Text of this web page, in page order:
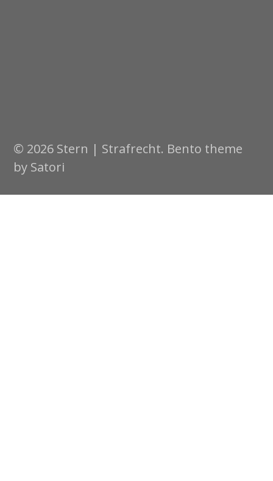
© 2026 Stern | Strafrecht. Bento theme
by Satori